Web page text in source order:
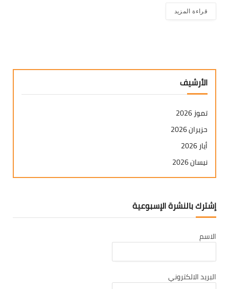
قراءة المزيد
الأرشيف
تموز 2026
حزيران 2026
أيار 2026
نيسان 2026
آذار 2026
كانون ثاني 2026
تشرين ثاني 2025
تشرين أول 2025
أيلول 2025
إشترك بالنشرة الإسبوعية
الاسم
البريد الالكتروني